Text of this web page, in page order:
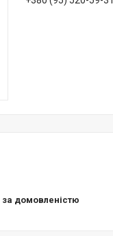
за домовленістю